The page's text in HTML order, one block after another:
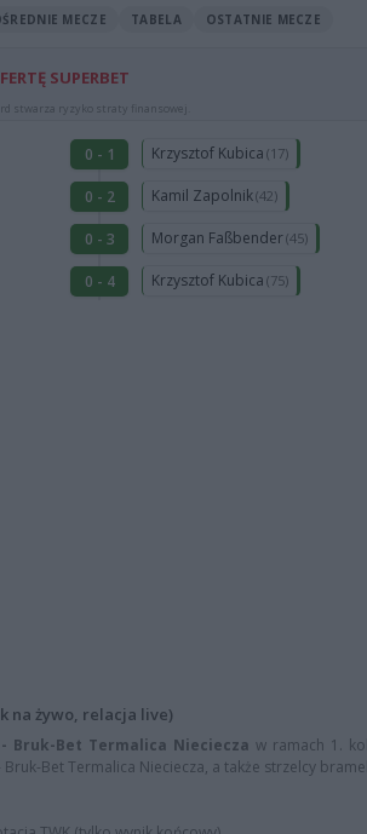
MECZE TABELA OSTATNIE MECZE
SUPERBET
stwarza ryzyko straty finansowej.
0 - 1 Krzysztof Kubica (17)
0 - 2 Kamil Zapolnik(42)
0 - 3 Morgan Faßbender(45)
0 - 4 Krzysztof Kubica (75)
na żywo, relacja live)
Bruk-Bet Termalica Nieciecza w ramach 1.
Bet Termalica Nieciecza, a także strzelcy